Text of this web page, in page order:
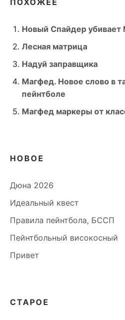
Новый Спайдер убивает
Лесная матрица
Надуй заправщика
Магфед. Новое слово в
пейнтболе
Магфед маркеры от
НОВОЕ
Дюна 2026
Идеальный квест
Правила пейнтбола, БССП
Пейнтбольный високосный
Привет
СТАРОЕ